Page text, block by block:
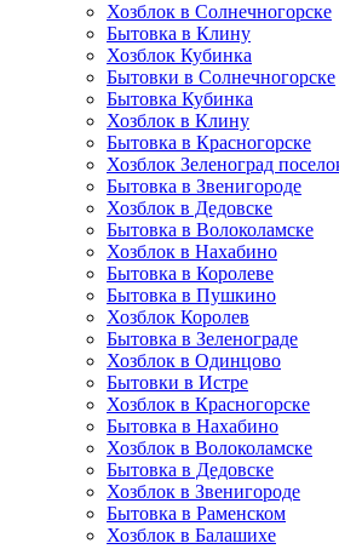
Хозблок в Солнечногорске
Бытовка в Клину
Хозблок Кубинка
Бытовки в Солнечногорске
Бытовка Кубинка
Хозблок в Клину
Бытовка в Красногорске
Хозблок Зеленоград
Бытовка в Звенигороде
Хозблок в Дедовске
Бытовка в Волоколамске
Хозблок в Нахабино
Бытовка в Королеве
Бытовкa в Пушкино
Хозблок Королев
Бытовка в Зеленограде
Хозблок в Одинцово
Бытовки в Истре
Хозблок в Красногорске
Бытовка в Нахабино
Хозблок в Волоколамске
Бытовкa в Дедовске
Хозблок в Звенигороде
Бытовка в Раменском
Хозблок в Балашихе